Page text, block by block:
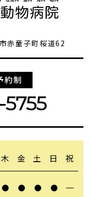
赤童子町桜道62
約制
木 金 土 日 祝